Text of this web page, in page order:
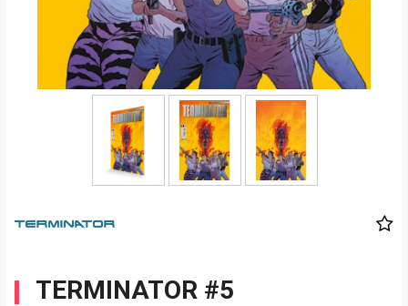
TERMINATOR #5